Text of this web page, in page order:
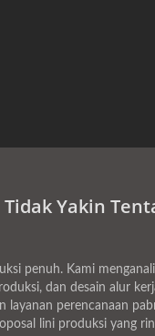
Yakin
penuh. Kami
dan desain alur
perencanaan
lini produksi yang